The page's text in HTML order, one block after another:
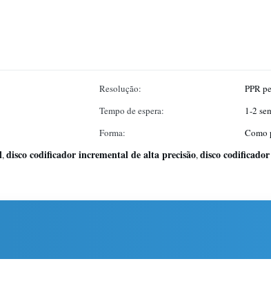
Resolução:
PPR
Tempo de espera:
1-2
Forma:
Como
,disco codificador incremental de alta precisão,disco